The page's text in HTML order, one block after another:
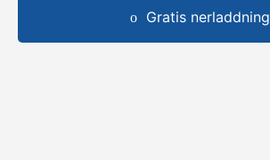
Gratis nerladdning